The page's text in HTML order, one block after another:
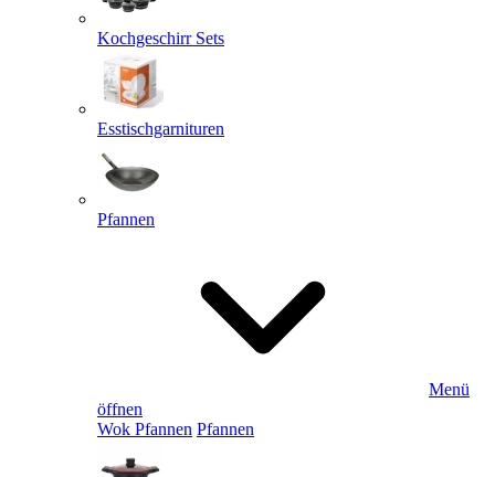
Kochgeschirr Sets
Esstischgarnituren
Pfannen
Menü
öffnen
Wok Pfannen Pfannen